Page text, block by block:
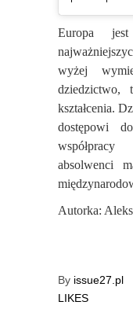
Europa
wyżej
dziedzictwo,
kształcenia.
dostępowi
absolwenci
Autorka:
By issue27.pl
LIKES